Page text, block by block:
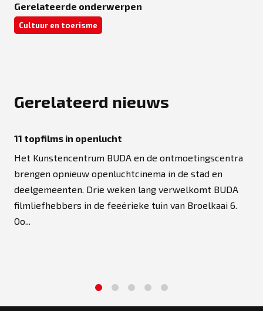
Gerelateerde onderwerpen
Cultuur en toerisme
Gerelateerd nieuws
11 topfilms in openlucht
Het Kunstencentrum BUDA en de ontmoetingscentra
brengen opnieuw openluchtcinema in de stad en
deelgemeenten. Drie weken lang verwelkomt BUDA
filmliefhebbers in de feeërieke tuin van Broelkaai 6.
Oo...